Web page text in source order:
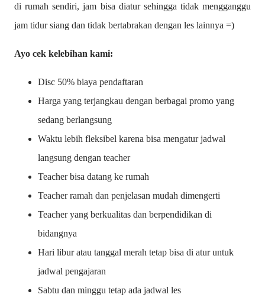
di rumah sendiri, jam bisa diatur sehingga tidak mengganggu
jam tidur siang dan tidak bertabrakan dengan les lainnya =)
Ayo cek kelebihan kami:
Disc 50% biaya pendaftaran
Harga yang terjangkau dengan berbagai promo yang
sedang berlangsung
Waktu lebih fleksibel karena bisa mengatur jadwal
langsung dengan teacher
Teacher bisa datang ke rumah
Teacher ramah dan penjelasan mudah dimengerti
Teacher yang berkualitas dan berpendidikan di
bidangnya
Hari libur atau tanggal merah tetap bisa di atur untuk
jadwal pengajaran
Sabtu dan minggu tetap ada jadwal les